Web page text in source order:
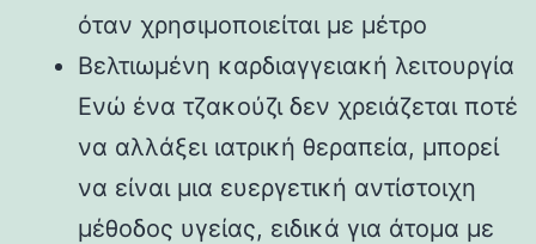
όταν χρησιμοποιείται με μέτρο
Βελτιωμένη καρδιαγγειακή λειτουργία
Ενώ ένα τζακούζι δεν χρειάζεται ποτέ
να αλλάξει ιατρική θεραπεία, μπορεί
να είναι μια ευεργετική αντίστοιχη
μέθοδος υγείας, ειδικά για άτομα με